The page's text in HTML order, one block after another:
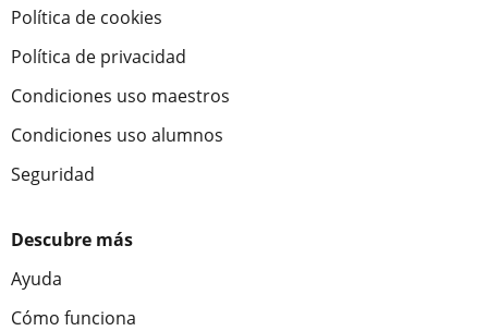
Política de cookies
Política de privacidad
Condiciones uso maestros
Condiciones uso alumnos
Seguridad
Descubre más
Ayuda
Cómo funciona